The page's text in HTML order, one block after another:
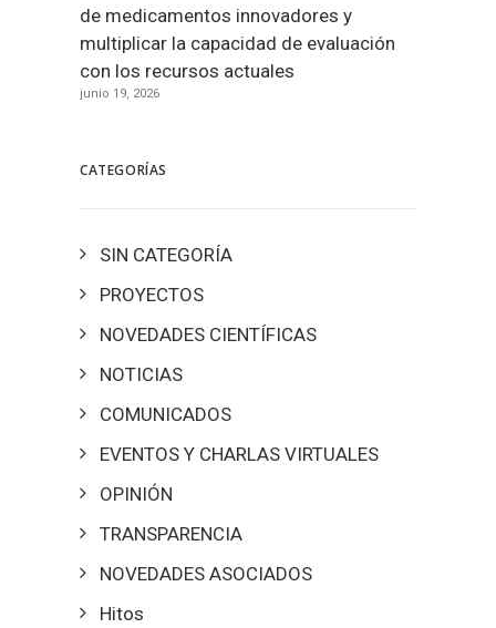
de medicamentos innovadores y
multiplicar la capacidad de evaluación
con los recursos actuales
junio 19, 2026
CATEGORÍAS
SIN CATEGORÍA
PROYECTOS
NOVEDADES CIENTÍFICAS
NOTICIAS
COMUNICADOS
EVENTOS Y CHARLAS VIRTUALES
OPINIÓN
TRANSPARENCIA
NOVEDADES ASOCIADOS
Hitos